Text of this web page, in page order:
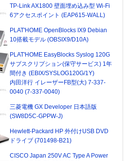
TP-Link AX1800 壁面埋め込み型 Wi-Fi
6アクセスポイント (EAP615-WALL)
PLAT'HOME OpenBlocks IX9 Debian
10搭載モデル (OBSIX9/D10A)
PLAT'HOME EasyBlocks Syslog 120G
サブスクリプション(保守サービス) 1年
間付き (EBIX/SYSLOG120G/1Y)
内田洋行 イレーザーFB型(大) 7-337-
0040 (7-337-0040)
三菱電機 GX Developer 日本語版
(SW8D5C-GPPW-J)
Hewlett-Packard HP 外付けUSB DVD
ドライブ (701498-B21)
CISCO Japan 250V AC Type A Power